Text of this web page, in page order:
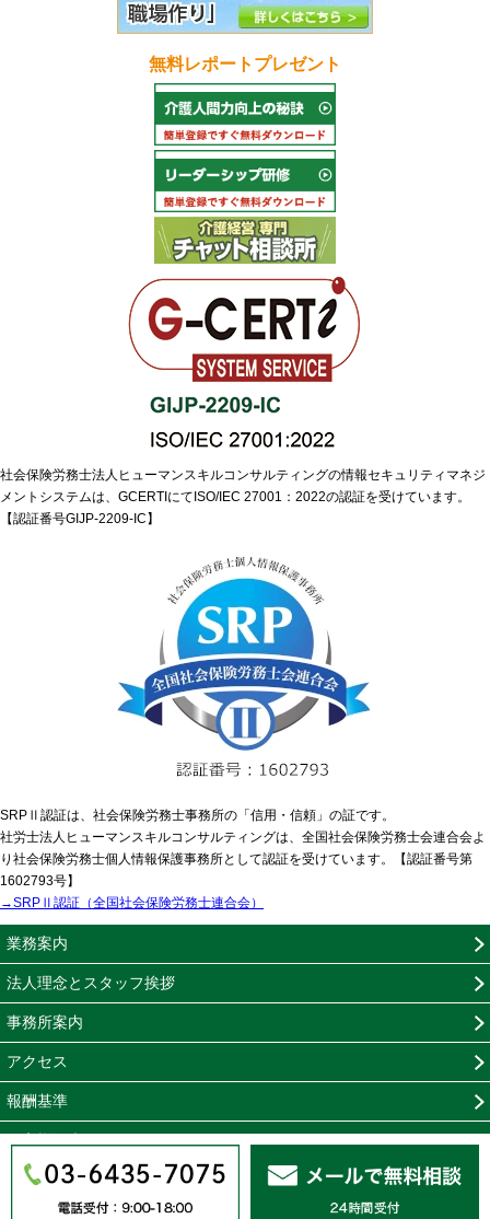
無料レポートプレゼント
社会保険労務士法人ヒューマンスキルコンサルティングの情報セキュリティマネジ
メントシステムは、GCERTIにてISO/IEC 27001：2022の認証を受けています。
【認証番号GIJP-2209-IC】
SRPⅡ認証は、社会保険労務士事務所の「信用・信頼」の証です。
社労士法人ヒューマンスキルコンサルティングは、全国社会保険労務士会連合会よ
り社会保険労務士個人情報保護事務所として認証を受けています。【認証番号第
1602793号】
→SRPⅡ認証（全国社会保険労務士連合会）
業務案内
法人理念とスタッフ挨拶
事務所案内
アクセス
報酬基準
無料相談